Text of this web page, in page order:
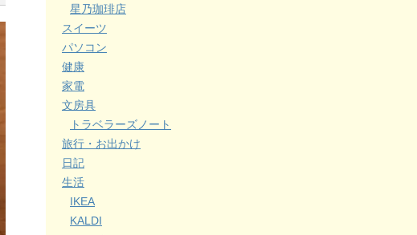
星乃珈琲店
スイーツ
パソコン
健康
家電
文房具
トラベラーズノート
旅行・お出かけ
日記
生活
IKEA
KALDI